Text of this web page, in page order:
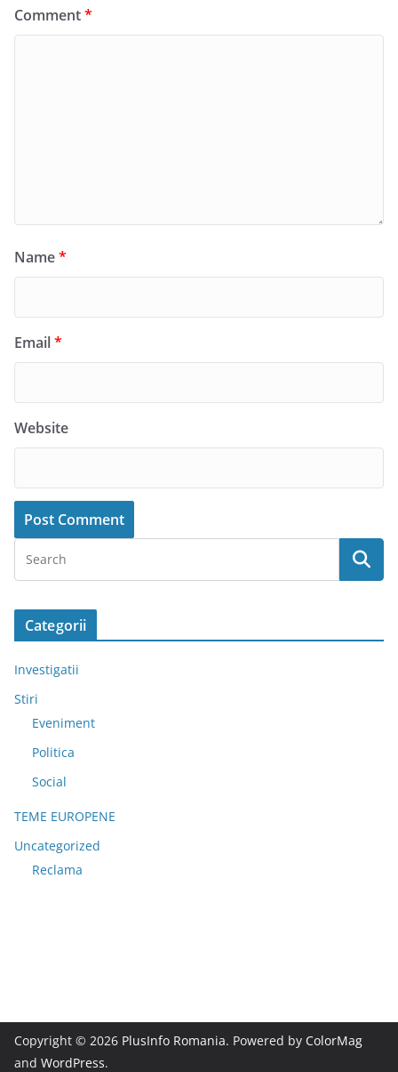
Comment*
Name*
Email*
Website
Categorii
Investigatii
Stiri
Eveniment
Politica
Social
TEME EUROPENE
Uncategorized
Reclama
Copyright © 2026 PlusInfo Romania. Powered by ColorMag
and WordPress.